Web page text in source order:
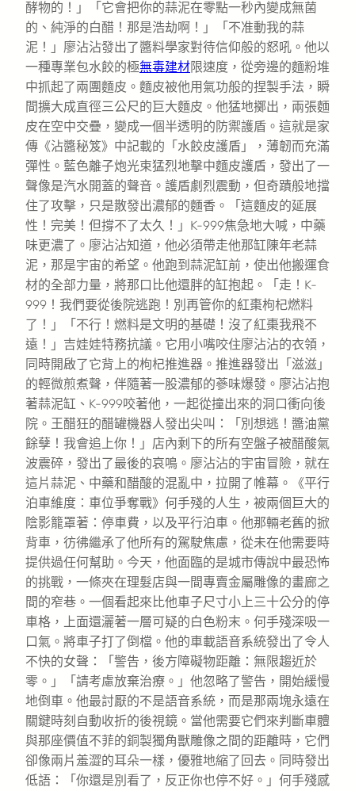
酵物的！」「它會把你的蒜泥在零點一秒內變成無菌
的、純淨的白醋！那是浩劫啊！」「不准動我的蒜
泥！」廖沾沾發出了醬料學家對待信仰般的怒吼。他以
一種專業包水餃的極無毒建材限速度，從旁邊的麵粉堆
中抓起了兩團麵皮。麵皮被他用氣功般的捏製手法，瞬
間擴大成直徑三公尺的巨大麵皮。他猛地擲出，兩張麵
皮在空中交疊，變成一個半透明的防禦護盾。這就是家
傳《沾醬秘笈》中記載的「水餃皮護盾」，薄韌而充滿
彈性。藍色離子炮光束猛烈地擊中麵皮護盾，發出了一
聲像是汽水開蓋的聲音。護盾劇烈震動，但奇蹟般地擋
住了攻擊，只是散發出濃郁的麵香。「這麵皮的延展
性！完美！但撐不了太久！」K-999焦急地大喊，中藥
味更濃了。廖沾沾知道，他必須帶走他那缸陳年老蒜
泥，那是宇宙的希望。他跑到蒜泥缸前，使出他搬運食
材的全部力量，將那口比他還胖的缸抱起。「走！K-
999！我們要從後院逃跑！別再管你的紅棗枸杞燃料
了！」「不行！燃料是文明的基礎！沒了紅棗我飛不
遠！」吉娃娃特務抗議。它用小嘴咬住廖沾沾的衣領，
同時開啟了它背上的枸杞推進器。推進器發出「滋滋」
的輕微煎煮聲，伴隨著一股濃郁的蔘味爆發。廖沾沾抱
著蒜泥缸、K-999咬著他，一起從撞出來的洞口衝向後
院。王醋狂的醋罐機器人發出尖叫：「別想逃！醬油黨
餘孽！我會追上你！」店內剩下的所有空盤子被醋酸氣
波震碎，發出了最後的哀鳴。廖沾沾的宇宙冒險，就在
這片蒜泥、中藥和醋酸的混亂中，拉開了帷幕。《平行
泊車維度：車位爭奪戰》何手殘的人生，被兩個巨大的
陰影籠罩著：停車費，以及平行泊車。他那輛老舊的掀
背車，彷彿繼承了他所有的駕駛焦慮，從未在他需要時
提供過任何幫助。今天，他面臨的是城市傳說中最恐怖
的挑戰，一條夾在理髮店與一間專賣金屬雕像的畫廊之
間的窄巷。一個看起來比他車子尺寸小上三十公分的停
車格，上面還灑著一層可疑的白色粉末。何手殘深吸一
口氣。將車子打了倒檔。他的車載語音系統發出了令人
不快的女聲：「警告，後方障礙物距離：無限趨近於
零。」「請考慮放棄治療。」他忽略了警告，開始緩慢
地倒車。他最討厭的不是語音系統，而是那兩塊永遠在
關鍵時刻自動收折的後視鏡。當他需要它們來判斷車體
與那座價值不菲的銅製獨角獸雕像之間的距離時，它們
卻像兩片羞澀的耳朵一樣，優雅地縮了回去。同時發出
低語：「你還是別看了，反正你也停不好。」何手殘感